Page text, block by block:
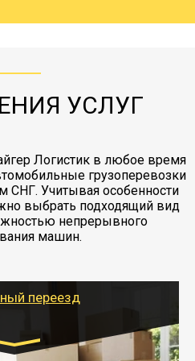
стрейч пленкой.
по услугам страховки
в пункте получателя.
УСЛУГ
Логистик в любое время
грузоперевозки
СНГ. Учитывая особенности
выбрать подходящий вид
непрерывного
машин.
переезд